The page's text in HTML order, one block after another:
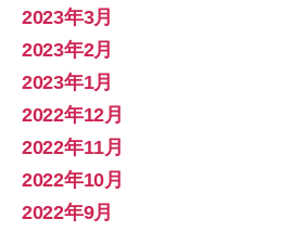
2023年3月
2023年2月
2023年1月
2022年12月
2022年11月
2022年10月
2022年9月